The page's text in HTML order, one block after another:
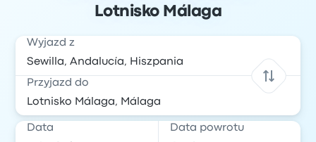
Lotnisko Málaga
Wyjazd z
Przyjazd do
Data Data powrotu